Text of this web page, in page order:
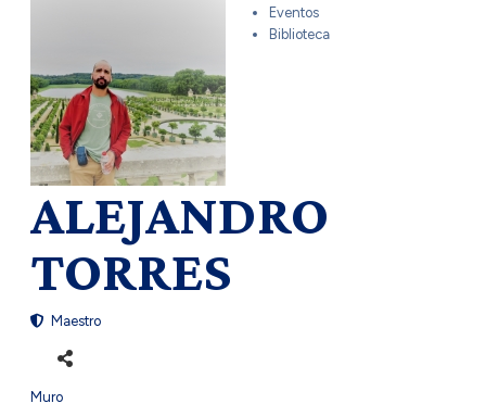
Eventos
Biblioteca
ALEJANDRO
TORRES
Maestro
Muro